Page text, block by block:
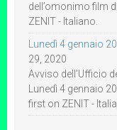
dell’omonimo film
ZENIT - Italiano.
Lunedì 4 gennaio
29, 2020
Avviso dell’Ufficio
Lunedì 4 gennaio
first on ZENIT -